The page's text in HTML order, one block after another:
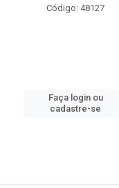
Código: 48127
Faça login ou
cadastre-se